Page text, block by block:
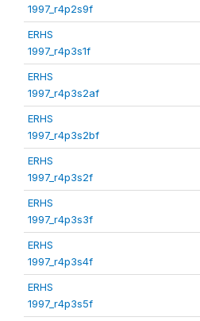
1997_r4p2s9f
ERHS
1997_r4p3s1f
ERHS
1997_r4p3s2af
ERHS
1997_r4p3s2bf
ERHS
1997_r4p3s2f
ERHS
1997_r4p3s3f
ERHS
1997_r4p3s4f
ERHS
1997_r4p3s5f